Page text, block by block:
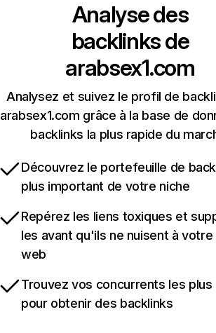
Analyse des
backlinks de
arabsex1.com
Analysez et suivez le profil de
arabsex1.com grâce à la base de
backlinks la plus rapide du
Découvrez le portefeuille de
plus important de votre niche
Repérez les liens toxiques et
les avant qu'ils ne nuisent à
web
Trouvez vos concurrents les
pour obtenir des backlinks